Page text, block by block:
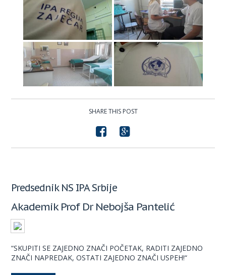
SHARE THIS POST
Predsednik NS IPA Srbije
Akademik Prof Dr Nebojša Pantelić
“SKUPITI SE ZAJEDNO ZNAČI POČETAK, RADITI ZAJEDNO
ZNAČI NAPREDAK, OSTATI ZAJEDNO ZNAČI USPEH!“